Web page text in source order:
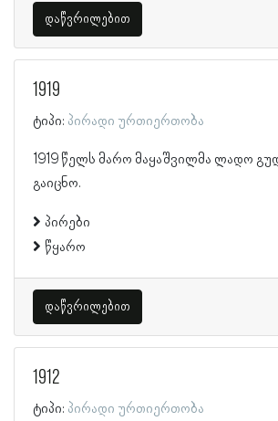
დაწვრილებით
1919
ტიპი: პირადი ურთიერთობა
1919 წელს მარო მაყაშვილმა ლადო
გაიცნო.
პირები
წყარო
დაწვრილებით
1912
ტიპი: პირადი ურთიერთობა